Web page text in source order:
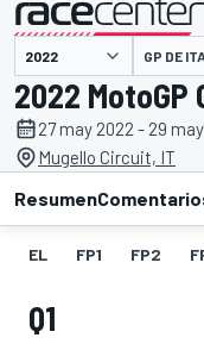
presentado por GP DE
2022 MotoGP
27 may 2022 - 29
Mugello Circuit, IT
Resumen
EL FP1 FP2
Q1